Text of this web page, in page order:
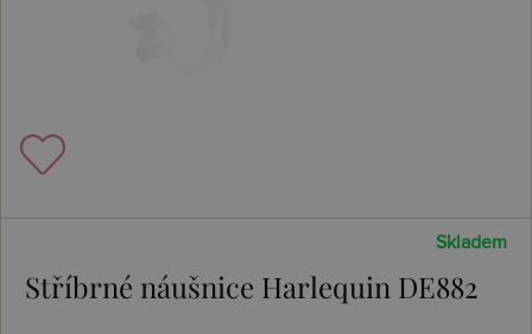
Skladem
Stříbrné náušnice Harlequin DE882